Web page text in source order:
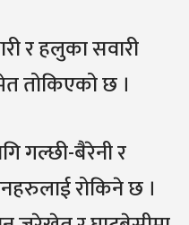
र हलुका सवारी
तोकिएको छ ।
गल्छी-बैरेनी र
रोकिने छ ।